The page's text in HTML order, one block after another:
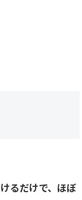
るだけで、ほぼ